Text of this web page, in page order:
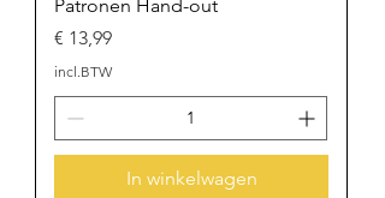
Patronen Hand-out
Prijs
€ 13,99
incl.BTW
In winkelwagen